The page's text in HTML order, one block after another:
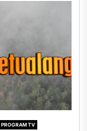
PROGRAM TV